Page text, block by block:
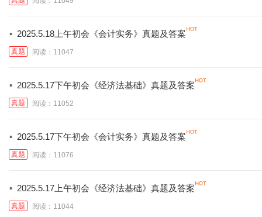
· 2025.5.18上午初会《会计实务》真题及答案
真题 阅读：11047
· 2025.5.17下午初会《经济法基础》真题及答案
真题 阅读：11052
· 2025.5.17下午初会《会计实务》真题及答案
真题 阅读：11076
· 2025.5.17上午初会《经济法基础》真题及答案
真题 阅读：11044